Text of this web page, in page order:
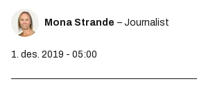
Mona Strande – Journalist
1. des. 2019 - 05:00